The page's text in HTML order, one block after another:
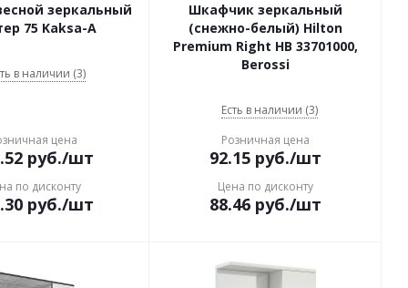
зеркальный
75 Kaksa-A
в наличии (3)
цена
руб./шт
по дисконту
руб./шт
Шкафчик зеркальный
(снежно-белый) Hilton
Premium Right НВ 33701000,
Berossi
Есть в наличии (3)
Розничная цена
92.15 руб./шт
Цена по дисконту
88.46 руб./шт